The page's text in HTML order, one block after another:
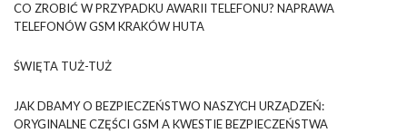
CO ZROBIĆ W PRZYPADKU AWARII TELEFONU? NAPRAWA
TELEFONÓW GSM KRAKÓW HUTA
ŚWIĘTA TUŻ-TUŻ
JAK DBAMY O BEZPIECZEŃSTWO NASZYCH URZĄDZEŃ:
ORYGINALNE CZĘŚCI GSM A KWESTIE BEZPIECZEŃSTWA